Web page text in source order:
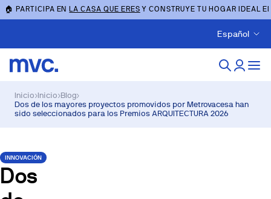
🏠 PARTICIPA ENLA CASA QUE ERES Y CONSTRUYE TU HOGAR IDEAL
Español
Inicio›Inicio›Blog›
Dos de los mayores proyectos promovidos por Metrovacesa han
sido seleccionados para los Premios ARQUITECTURA 2026
INNOVACIÓN
Dos